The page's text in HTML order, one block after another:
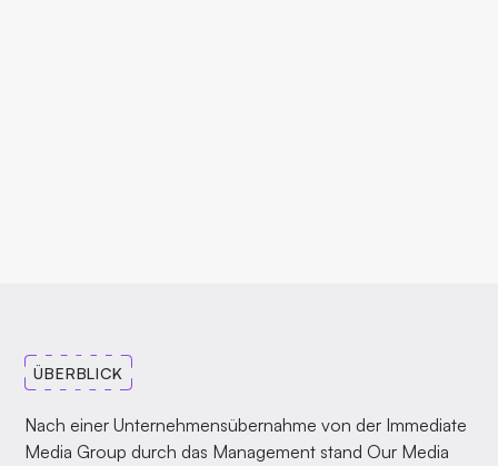
ÜBERBLICK
Nach einer Unternehmensübernahme von der Immediate
Media Group durch das Management stand Our Media